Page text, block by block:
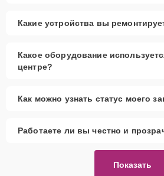
Какие устройства вы
Какое оборудование
центре?
Как можно узнать статус моего
Работаете ли вы честно и
Показать